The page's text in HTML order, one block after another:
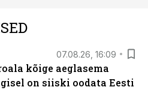
07.08.26, 16:09
kõige aeglasema
on siiski oodata Eesti